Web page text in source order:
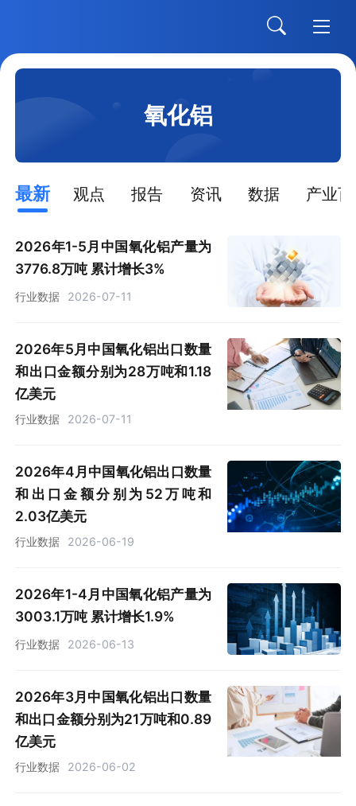
氧化铝
最新 观点 报告 资讯 数据 产业
2026年1-5月中国氧化铝产量为
3776.8万吨 累计增长3%
行业数据 2026-07-11
2026年5月中国氧化铝出口数量
和出口金额分别为28万吨和1.18
亿美元
行业数据 2026-07-11
2026年4月中国氧化铝出口数量
和出口金额分别为52万吨和
2.03亿美元
行业数据 2026-06-19
2026年1-4月中国氧化铝产量为
3003.1万吨 累计增长1.9%
行业数据 2026-06-13
2026年3月中国氧化铝出口数量
和出口金额分别为21万吨和0.89
亿美元
行业数据 2026-06-02